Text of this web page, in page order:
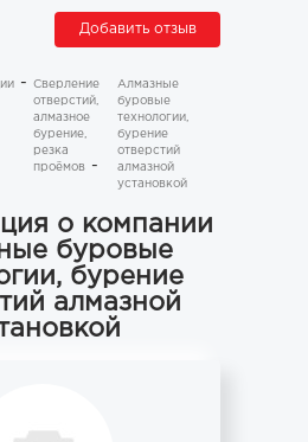
Добавить отзыв
Сверление
отверстий,
алмазное
бурение,
резка
проёмов
Алмазные
буровые
технологии,
бурение
отверстий
алмазной
установкой
о компании
буровые
бурение
алмазной